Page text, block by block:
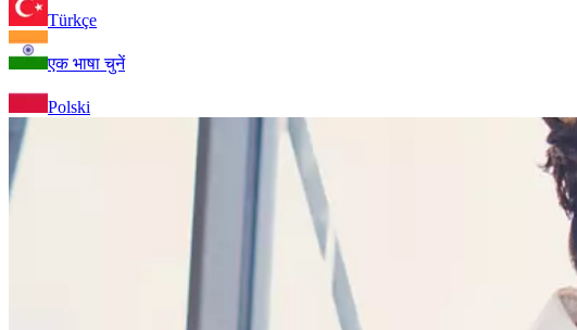
Türkçe
एक भाषा चुनें
Polski